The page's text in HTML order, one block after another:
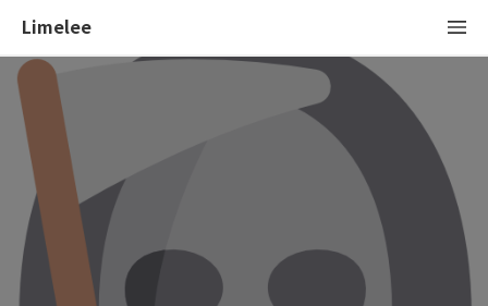
Limelee